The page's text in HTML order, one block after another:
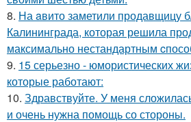
8. На aвито заметили продавщицу
Калининграда, которая решила
максимально нестандартным
9. 15 серьезно - юмористических
которые работают:
10. Здравствуйте. У меня
и очень нужна помощь со стороны.